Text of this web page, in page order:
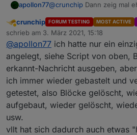
apollon77@crunchip Dann zeig mal
Abwesend
crunchip FORUM TESTING MOST ACTIVE
schrieb am 3. März 2021, 15:18
zuletzt editiert von
@apollon77 ich hatte nur ein
angelegt, siehe Script von oben,
erkannt-Nachricht ausgeben,
ich immer wieder gebastelt und
getestet, also Blöcke gelöscht,
aufgebaut, wieder gelöscht,
usw.
vllt hat sich dadurch auch etwas